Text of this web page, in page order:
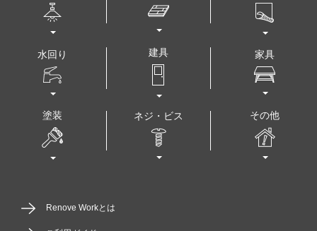
水回り 建具 家具
塗装 ネジ・ビス その他
Renove Workとは